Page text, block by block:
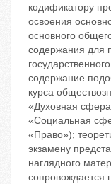
кодификатору
освоения
основного
содержания для
содержание
курса
«Духовная
«Социальная
«Право»);
экзамену
наглядного